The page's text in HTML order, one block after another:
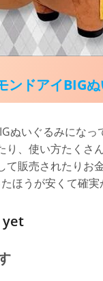
ンドアイBIG
ぬいぐるみになっ
り、使い方たくさ
て販売されたりお
ほうが安くて確実
yet